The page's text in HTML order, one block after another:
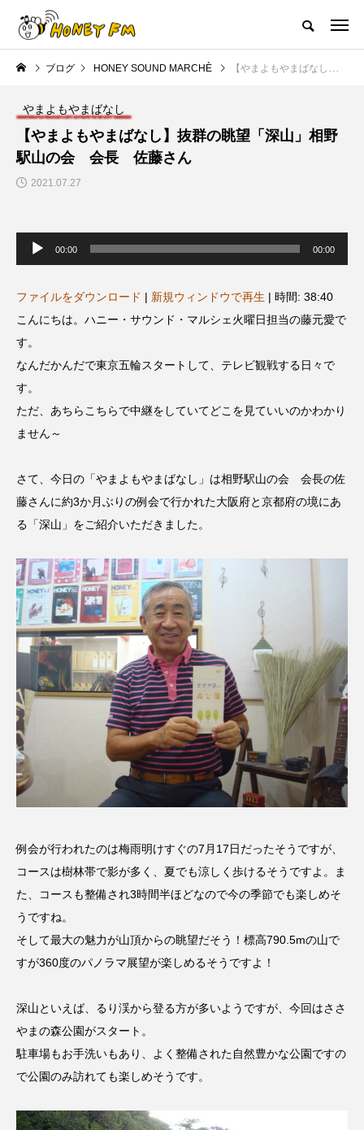
ハニーエフエム｜地域・人にフォーカスし発信するウェブラジオ局
HOME ハニーFMの紹介 後援申請 フリーペーパー プレイ
NEW POST
JAZZ BAR COZY
最終回【JAZZ Bar cozy】3月7
日（木）今回はビル・エヴァン
ス リバーサイド4部作を特集し
ました！
意識しています 三田グリーン
2024年度 2025年 2025年度
2026年 2026年度
3年生 4年生 6年生 6月号 77
accototo BAD GENIUS BL出版
CROSSING 心の交差点
FACES PLACES globe
HONEY FM IT’S OKAY！ J-POP
KADOKAWA KDDI
LATE SHIFT Let's 追求 The 牛肉
Playground/校庭 ROKKO 森の音ミュージアム
ブログ HONEY SOUND MARCHÈ 【やまよもやまばなし】抜群の眺望「深山」相野駅山の会 会長 佐藤さん
やまよもやまばなし
【やまよもやまばなし】抜群の眺望「深山」相野
駅山の会 会長 佐藤さん
2021.07.27
ヤ
ー
00:00 00:00
ファイルをダウンロード | 新規ウィンドウで再生 | 時間: 38:40
こんにちは。ハニー・サウンド・マルシェ火曜日担当の藤元愛で
す。
なんだかんだで東京五輪スタートして、テレビ観戦する日々で
す。
ただ、あちらこちらで中継をしていてどこを見ていいのかわかり
ません～
さて、今日の「やまよもやまばなし」は相野駅山の会 会長の佐
藤さんに約3か月ぶりの例会で行かれた大阪府と京都府の境にあ
る「深山」をご紹介いただきました。
例会が行われたのは梅雨明けすぐの7月17日だったそうですが、
コースは樹林帯で影が多く、夏でも涼しく歩けるそうですよ。ま
た、コースも整備され3時間半ほどなので今の季節でも楽しめそ
うですね。
そして最大の魅力が山頂からの眺望だそう！標高790.5mの山で
すが360度のパノラマ展望が楽しめるそうですよ！
深山といえば、るり渓から登る方が多いようですが、今回はささ
やまの森公園がスタート。
駐車場もお手洗いもあり、よく整備された自然豊かな公園ですの
で公園のみ訪れても楽しめそうです。